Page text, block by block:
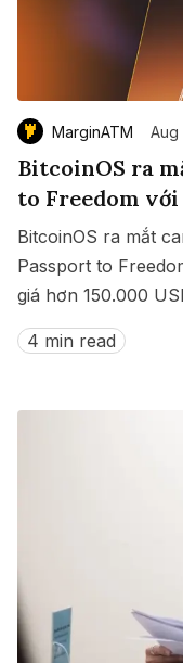
MarginATM Aug
BitcoinOS ra
to Freedom
BitcoinOS ra mắt
Passport to
giá hơn 150.000
hàng loạt quốc gia
4 min read